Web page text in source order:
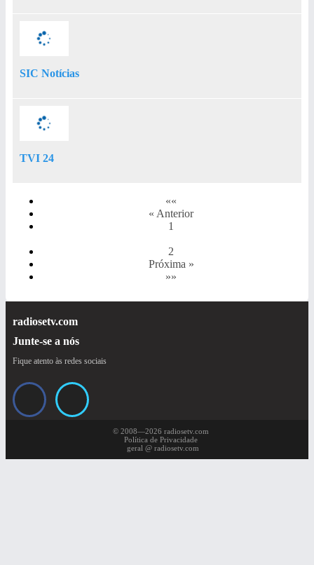
SIC Notícias
TVI 24
««
« Anterior
1
2
Próxima »
»»
radiosetv.com
Junte-se a nós
Fique atento às redes sociais
© 2008—2026 radiosetv.com
Política de Privacidade
geral @ radiosetv.com